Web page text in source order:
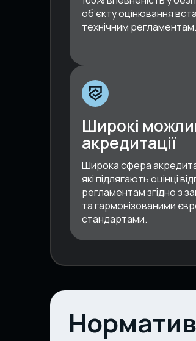
об’єкту оцінювання
технічним регламентам.
Широкі
акредитації
Широка сфера
які підлягають оцінці
регламентам згідно з
та гармонізованими
стандартами.